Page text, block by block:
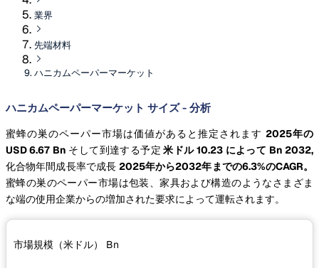
業界
先端材料
ハニカムペーパーマーケット
ハニカムペーパーマーケット サイズ - 分析
蜜蜂の巣のペーパー市場は価値があると推定されます 2025年の
USD 6.67 Bn そして到達する予定 米ドル 10.23 によって Bn 2032,
化合物年間成長率で成長 2025年から2032年までの6.3%のCAGR。
蜜蜂の巣のペーパー市場は包装、家具および構造のようなさまざま
な端の使用企業からの増加された要求によって運転されます。
市場規模（米ドル） Bn